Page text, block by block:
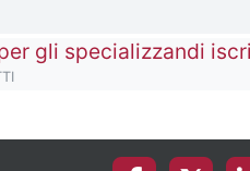
del corso
gli specializzandi
del corso